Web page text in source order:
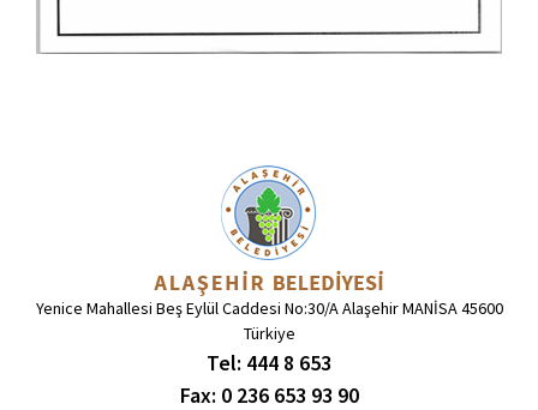
Yenice Mahallesi Beş Eylül Caddesi No:30/A Alaşehir MANİSA 45600
Türkiye
Tel: 444 8 653
Fax: 0 236 653 93 90